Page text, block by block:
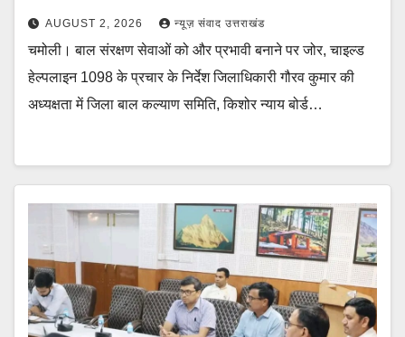
AUGUST 2, 2026 न्यूज़ संवाद उत्तराखंड
चमोली। बाल संरक्षण सेवाओं को और प्रभावी बनाने पर जोर, चाइल्ड
हेल्पलाइन 1098 के प्रचार के निर्देश जिलाधिकारी गौरव कुमार की
अध्यक्षता में जिला बाल कल्याण समिति, किशोर न्याय बोर्ड…